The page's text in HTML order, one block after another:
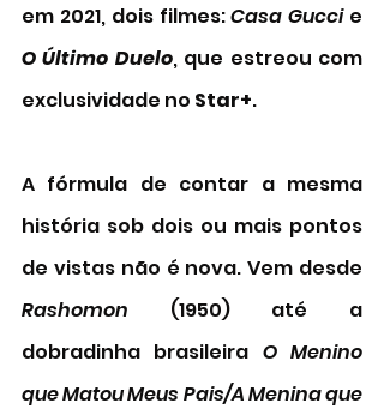
em 2021, dois filmes: Casa Gucci
O Último Duelo, que estreou com
exclusividade no Star+.
A fórmula de contar a mesma
história sob dois ou mais pontos
Rashomon (1950) até a
dobradinha brasileira O Menino
que Matou Meus Pais/A Menina que